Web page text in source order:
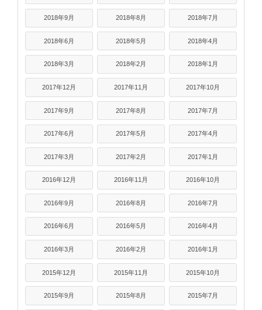
2018年9月 2018年8月 2018年7月
2018年6月 2018年5月 2018年4月
2018年3月 2018年2月 2018年1月
2017年12月 2017年11月 2017年10月
2017年9月 2017年8月 2017年7月
2017年6月 2017年5月 2017年4月
2017年3月 2017年2月 2017年1月
2016年12月 2016年11月 2016年10月
2016年9月 2016年8月 2016年7月
2016年6月 2016年5月 2016年4月
2016年3月 2016年2月 2016年1月
2015年12月 2015年11月 2015年10月
2015年9月 2015年8月 2015年7月